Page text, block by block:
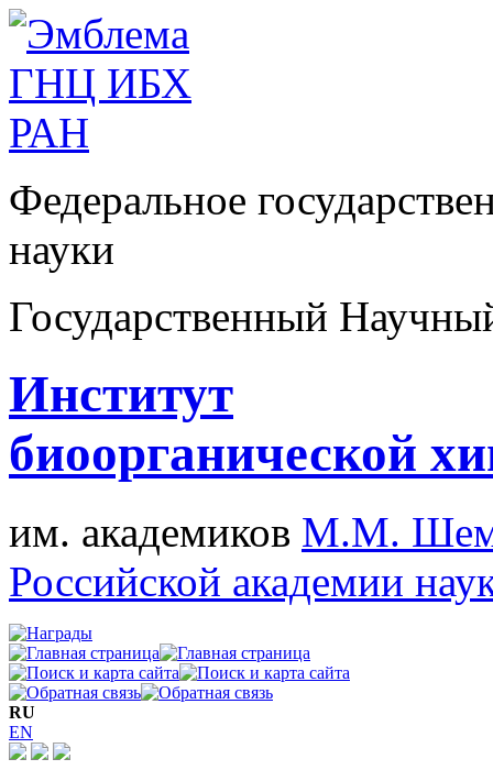
Федеральное
науки
Государственный
Институт
биоорганической
им. академиков М.М.
Российской академии
RU
EN